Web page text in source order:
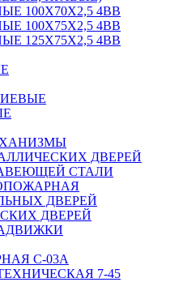
100Х70Х2,5 4BB
100Х75Х2,5 4BB
125Х75Х2,5 4BB
ДВЕРЕЙ
СТАЛИ
ДВЕРЕЙ
ДВЕРЕЙ
C-03A
7-45